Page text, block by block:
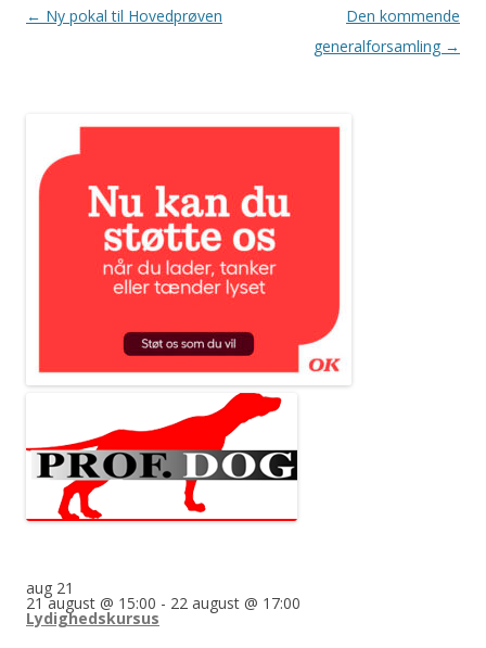
Indlægsnavigation
← Ny pokal til Hovedprøven
Den kommende
generalforsamling →
aug 21
21 august @ 15:00 - 22 august @ 17:00
Lydighedskursus